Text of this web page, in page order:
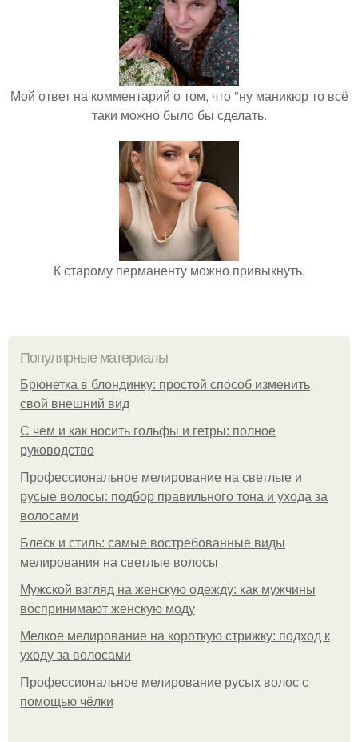
Мой ответ на комментарий о том, что "ну маникюр то всё
таки можно было бы сделать.
К старому перманенту можно привыкнуть.
Популярные материалы
Брюнетка в блондинку: простой способ изменить
свой внешний вид
С чем и как носить гольфы и гетры: полное
руководство
Профессиональное мелирование на светлые и
русые волосы: подбор правильного тона и ухода за
волосами
Блеск и стиль: самые востребованные виды
мелирования на светлые волосы
Мужской взгляд на женскую одежду: как мужчины
воспринимают женскую моду
Мелкое мелирование на короткую стрижку: подход к
уходу за волосами
Профессиональное мелирование русых волос с
помощью чёлки